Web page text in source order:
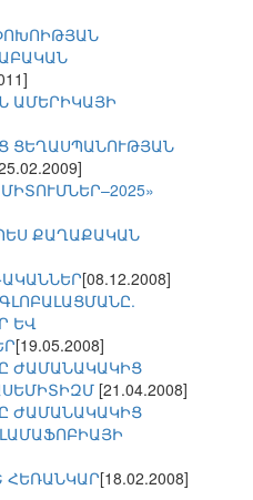
ԱՄԵՐԻԿԱՅԻ
ՑԵՂԱՍՊԱՆՈՒԹՅԱՆ
ՔԱՂԱՔԱԿԱՆ
[08.12.2008]
ԵՎ
[19.05.2008]
ԺԱՄԱՆԱԿԱԿԻՑ
[21.04.2008]
ԺԱՄԱՆԱԿԱԿԻՑ
ՀԵՌԱՆԿԱՐ[18.02.2008]